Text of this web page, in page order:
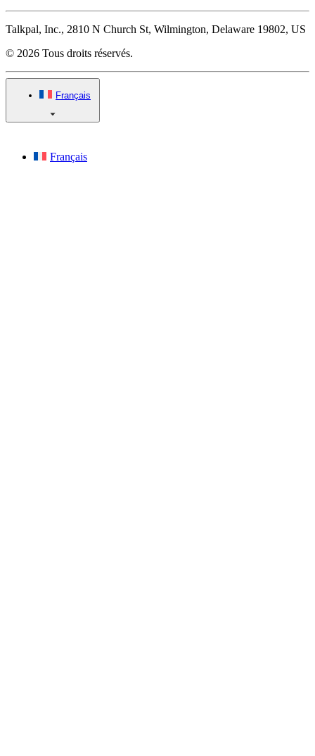
Talkpal, Inc., 2810 N Church St, Wilmington, Delaware 19802, US
© 2026 Tous droits réservés.
Français
Français